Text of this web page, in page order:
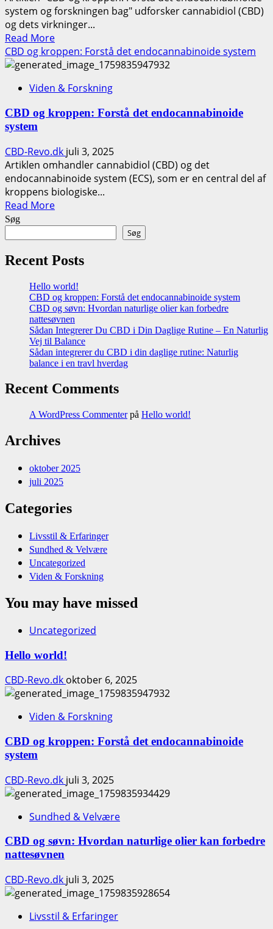
system og forskningen bag" udforsker cannabidiol (CBD)
og dets virkninger...
Read MoreRead
more
about
og
Forstå
endocannabinoide
system
og
forskningen
bag
CBD og kroppen: Forstå det endocannabinoide system
Viden & Forskning
CBD og kroppen: Forstå det endocannabinoide
system
CBD-Revo.dk juli 3, 2025
Artiklen omhandler cannabidiol (CBD) og det
endocannabinoide system (ECS), som er en central del af
kroppens biologiske...
Read MoreRead
og
Forstå
det
endocannabinoide
system
Søg
Søg
Recent Posts
Hello world!
CBD og kroppen: Forstå det endocannabinoide system
CBD og søvn: Hvordan naturlige olier kan forbedre
nattesøvnen
Sådan Integrerer Du CBD i Din Daglige Rutine – En Naturlig
Vej til Balance
Sådan integrerer du CBD i din daglige rutine: Naturlig
balance i en travl hverdag
Recent Comments
A WordPress Commenterpå Hello world!
Archives
oktober 2025
juli 2025
Categories
Livsstil & Erfaringer
Sundhed & Velvære
Uncategorized
Viden & Forskning
You may have missed
Uncategorized
Hello world!
CBD-Revo.dk oktober 6, 2025
Viden & Forskning
CBD og kroppen: Forstå det endocannabinoide
system
CBD-Revo.dk juli 3, 2025
Sundhed & Velvære
CBD og søvn: Hvordan naturlige olier kan forbedre
nattesøvnen
CBD-Revo.dk juli 3, 2025
Livsstil & Erfaringer